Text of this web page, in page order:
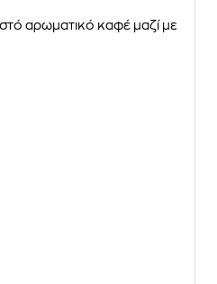
αρωματικό καφέ μαζί με